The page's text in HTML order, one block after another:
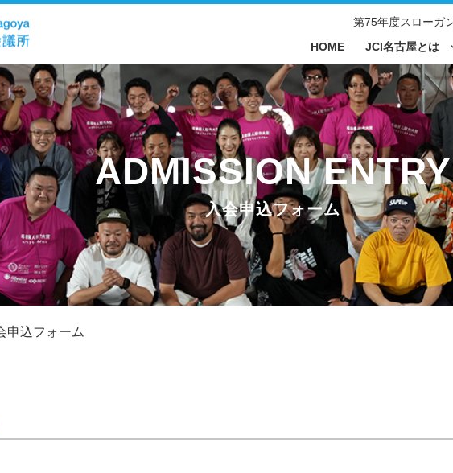
第75年度スローガ
HOME
JCI名古屋とは
青年会
日本青
交通アク
情報公開
組織構
名古屋青
集（入会案内） メンバーインタビュー一覧
入会の流
入会申込
入会に
Instagram x Youtube
入会申込フォーム
申込フォーム